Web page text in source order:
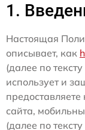
1.
Настоящая
описывает, как
(далее по
использует и
сайта,
(далее по